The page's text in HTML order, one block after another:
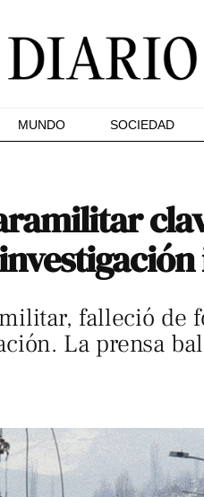
MUNDO SOCIEDAD
falleció de
La prensa